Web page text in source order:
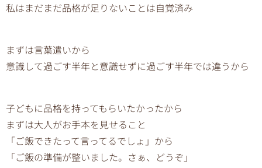
私はまだまだ品格が足りないことは自覚済み
まずは言葉遣いから
意識して過ごす半年と意識せずに過ごす半年では違うから
子どもに品格を持ってもらいたかったから
まずは大人がお手本を見せること
「ご飯できたって言ってるでしょ」から
「ご飯の準備が整いました。さぁ、どうぞ」